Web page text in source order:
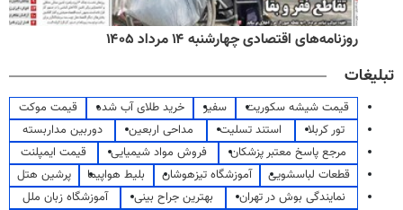
روزنامه‌های اقتصادی چهارشنبه ۱۴ مرداد ۱۴۰۵
تبلیغات
قیمت شیشه سکوریت سفیر خرید طلای آب شده
قیمت موکت
تور کربلا
استند تسلیت مداحی اربعین
دوربین مداربسته
مرجع پاسخ معتبر پزشکان
فروش مواد شیمیایی
قیمت ایمپلنت
قطعات لباسشویی
آموزشگاه تیزهوشان بلیط هواپیما
پرشین هتل
نمایندگی بوش در تهران
بهترین جراح بینی
آموزشگاه زبان ملل